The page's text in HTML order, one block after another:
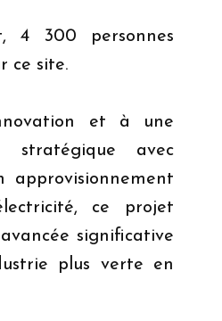
4 300 personnes
ce site.
et à une
stratégique avec
approvisionnement
ce projet
significative
plus verte en